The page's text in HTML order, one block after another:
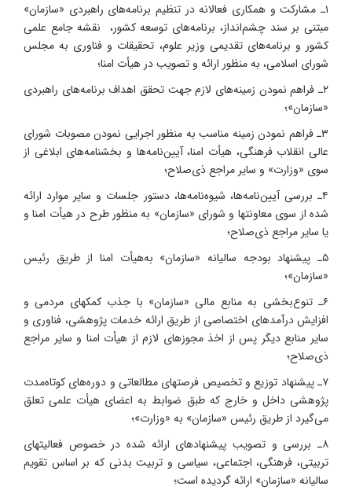
۱ـ مشارکت و همکاری فعالانه در تنظیم برنامه‌های راهبردی «سازمان»
مبتنی بر سند چشم‌انداز، برنامه‌های توسعه کشور، نقشه جامع علمی
کشور و برنامه‌های تقدیمی وزیر علوم، تحقیقات و فناوری به مجلس
شورای اسلامی، به منظور ارائه و تصویب در هیأت امنا؛
۲ـ فراهم نمودن زمینه‌های لازم جهت تحقق اهداف برنامه‌های راهبردی
«سازمان»؛
۳ـ فراهم نمودن زمینه مناسب به منظور اجرایی نمودن مصوبات شورای
عالی انقلاب فرهنگی، هیأت امنا، آیین‌نامه‌ها و بخشنامه‌های ابلاغی از
سوی «وزارت» و سایر مراجع ذی‌صلاح؛
۴ـ بررسی آیین‌نامه‌ها، شیوه‌نامه‌ها، دستور جلسات و سایر موارد ارائه
شده از سوی معاونتها و شورای «سازمان» به منظور طرح در هیأت امنا و
یا سایر مراجع ذی‌صلاح؛
۵ـ پیشنهاد بودجه سالیانه «سازمان» به‌هیأت امنا از طریق رئیس
«سازمان»؛
۶ـ تنوع‌بخشی به منابع مالی «سازمان» با جذب کمکهای مردمی و
افزایش درآمدهای اختصاصی از طریق ارائه خدمات پژوهشی، فناوری و
سایر منابع دیگر پس از اخذ مجوزهای لازم از هیأت امنا و سایر مراجع
ذی‌صلاح؛
۷ـ پیشنهاد توزیع و تخصیص فرصتهای مطالعاتی و دوره‌های کوتاه‌مدت
پژوهشی داخل و خارج که طبق ضوابط به اعضای هیأت علمی تعلق
می‌گیرد از طریق رئیس «سازمان» به «وزارت»؛
۸ـ بررسی و تصویب پیشنهادهای ارائه شده در خصوص فعالیتهای
تربیتی، فرهنگی، اجتماعی، سیاسی و تربیت بدنی که بر اساس تقویم
سالیانه «سازمان» ارائه گردیده است؛